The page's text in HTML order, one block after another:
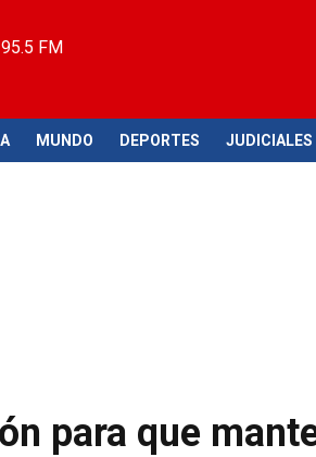
95.5 FM
MUNDO DEPORTES JUDICIALES
para que